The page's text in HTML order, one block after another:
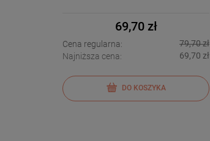
69,70 zł
Cena regularna:
79,70 zł
Najniższa cena:
69,70 zł
DO KOSZYKA